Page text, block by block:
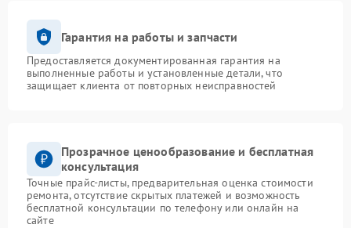
Гарантия на работы и запчасти
Предоставляется документированная гарантия на
выполненные работы и установленные детали, что
защищает клиента от повторных неисправностей
Прозрачное ценообразование и бесплатная
консультация
Точные прайс-листы, предварительная оценка стоимости
ремонта, отсутствие скрытых платежей и возможность
бесплатной консультации по телефону или онлайн на
сайте